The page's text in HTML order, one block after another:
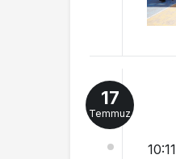
17
Temmuz
10:11